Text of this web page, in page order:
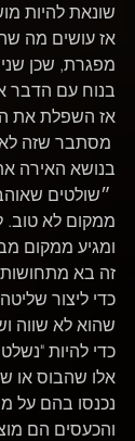
שונאת להיות
אז עושים מה
מפגרת, שכן
בנוח עם הדבר
אז השפלת את
מסתבר שזה לא
בנושא האירה
״שולטים
ממקום לא טוב.
ומגיע ממקום
זה בא מתחושות
כדי ליצור
שהוא לא שווה
כדי להיות
אלו שהבוס או
נכנסו בהם על
והכעסים הם